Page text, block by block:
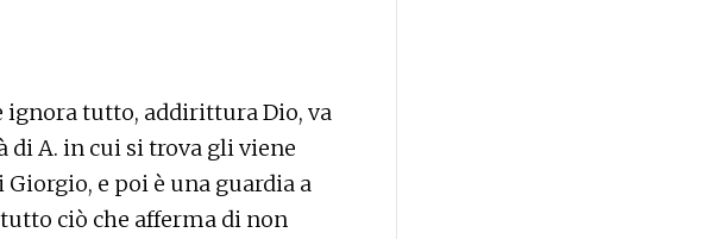
ignora tutto, addirittura Dio, va
A. in cui si trova gli viene
e poi è una guardia a
ciò che afferma di non